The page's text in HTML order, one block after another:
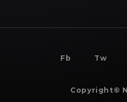
Fb Tw
Copyright©